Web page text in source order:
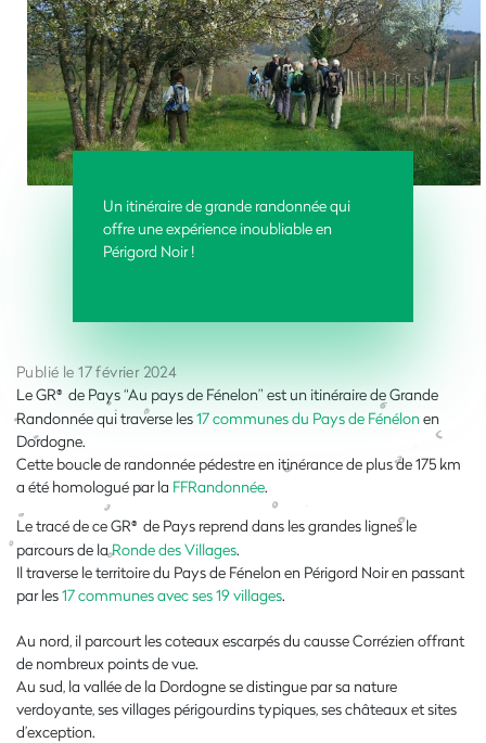
Un itinéraire de grande randonnée qui
offre une expérience inoubliable en
Périgord Noir !
Publié le 17 février 2024
Le GR® de Pays “Au pays de Fénelon” est un itinéraire de Grande
Randonnée qui traverse les17 communes du Pays de Fénélonen
Dordogne.
Cette boucle de randonnée pédestre en itinérance de plus de 175 km
a été homologué par la FFRandonnée.
Le tracé de ce GR® de Pays reprend dans les grandes lignes le
parcours de laRonde des Villages.
Il traverse le territoire du Pays de Fénelon en Périgord Noir en passant
par les17 communes avec ses 19 villages.
Au nord, il parcourt les coteaux escarpés du causse Corrézien offrant
de nombreux points de vue.
Au sud, la vallée de la Dordogne se distingue par sa nature
verdoyante, ses villages périgourdins typiques, ses châteaux et sites
d’exception.